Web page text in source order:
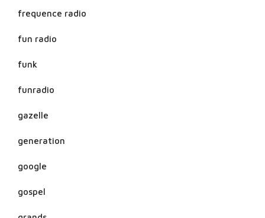
frequence radio
fun radio
funk
funradio
gazelle
generation
google
gospel